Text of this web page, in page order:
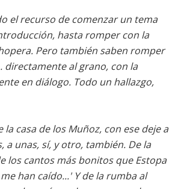
el recurso de comenzar un tema
hasta romper con la
Pero también saben romper
directamente al grano, con la
en diálogo. Todo un hallazgo,
casa de los Muñoz, con ese deje a
a unas, sí, y otro, también. De la
los cantos más bonitos que Estopa
han caído...' Y de la rumba al